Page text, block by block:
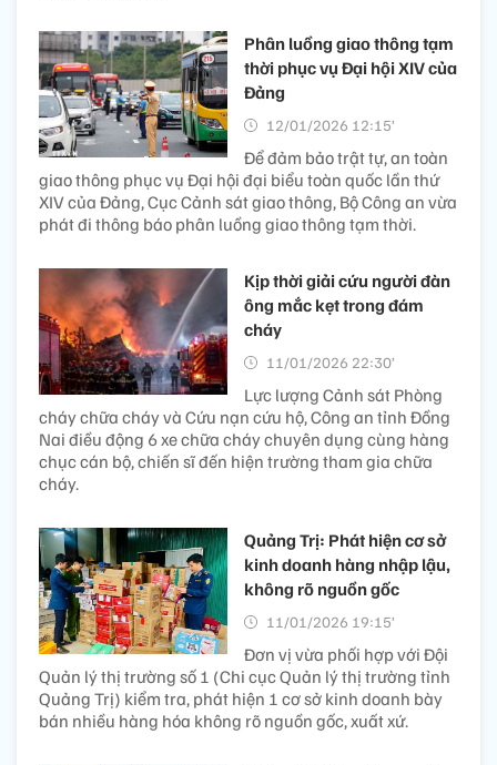
Phân luồng giao thông tạm
thời phục vụ Đại hội XIV của
Đảng
12/01/2026 12:15’
Để đảm bảo trật tự, an toàn
giao thông phục vụ Đại hội đại biểu toàn quốc lần thứ
XIV của Đảng, Cục Cảnh sát giao thông, Bộ Công an vừa
phát đi thông báo phân luồng giao thông tạm thời.
Kịp thời giải cứu người đàn
ông mắc kẹt trong đám
cháy​
11/01/2026 22:30’
Lực lượng Cảnh sát Phòng
cháy chữa cháy và Cứu nạn cứu hộ, Công an tỉnh Đồng
Nai điều động 6 xe chữa cháy chuyên dụng cùng hàng
chục cán bộ, chiến sĩ đến hiện trường tham gia chữa
cháy.
Quảng Trị: Phát hiện cơ sở
kinh doanh hàng nhập lậu,
không rõ nguồn gốc
11/01/2026 19:15’
Đơn vị vừa phối hợp với Đội
Quản lý thị trường số 1 (Chi cục Quản lý thị trường tỉnh
Quảng Trị) kiểm tra, phát hiện 1 cơ sở kinh doanh bày
bán nhiều hàng hóa không rõ nguồn gốc, xuất xứ.